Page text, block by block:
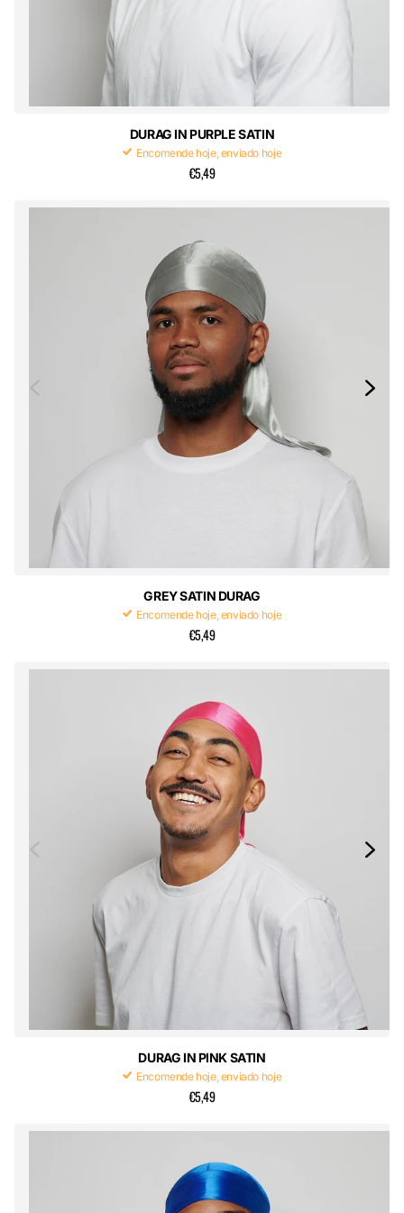
DURAG IN PURPLE SATIN
Encomende hoje, enviado hoje
€5,49
GREY SATIN DURAG
Encomende hoje, enviado hoje
€5,49
DURAG IN PINK SATIN
Encomende hoje, enviado hoje
€5,49